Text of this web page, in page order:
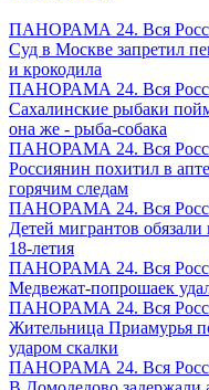
ПАНОРАМА 24. Вся
Суд в Москве запретил
и крокодила
ПАНОРАМА 24. Вся
Сахалинские рыбаки
она же - рыба-собака
ПАНОРАМА 24. Вся
Россиянин похитил в
горячим следам
ПАНОРАМА 24. Вся
Детей мигрантов
18-летия
ПАНОРАМА 24. Вся
Медвежат-попрошаек
ПАНОРАМА 24. Вся
Жительница Приамурья
ударом скалки
ПАНОРАМА 24. Вся